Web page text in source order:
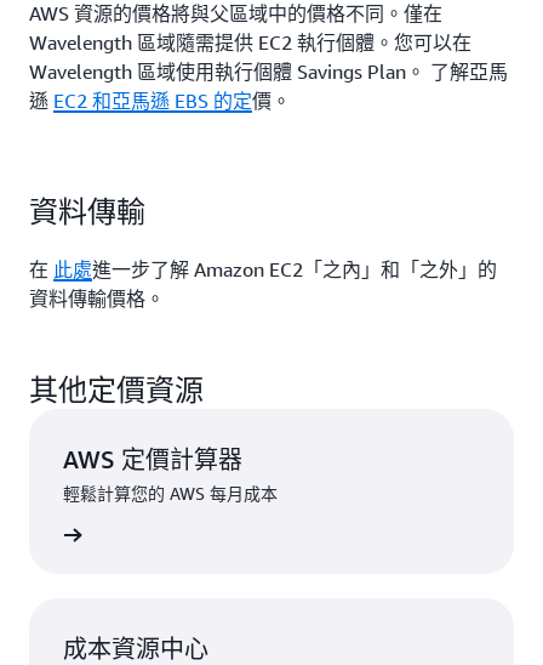
AWS 資源的價格將與父區域中的價格不同。僅在
Wavelength 區域隨需提供 EC2 執行個體。您可以在
Wavelength 區域使用執行個體 Savings Plan。 了解亞馬
遜 EC2 和亞馬遜 EBS 的定價。
資料傳輸
在 此處進一步了解 Amazon EC2「之內」和「之外」的
資料傳輸價格。
其他定價資源
AWS 定價計算器
輕鬆計算您的 AWS 每月成本
成本資源中心